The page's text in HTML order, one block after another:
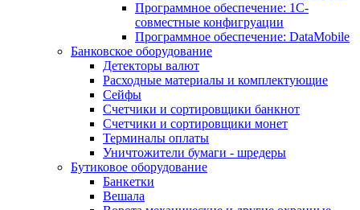
Программное обеспечение: 1С-
совместные конфигруации
Программное обеспечение: DataMobile
Банковское оборудование
Детекторы валют
Расходные материалы и комплектующие
Сейфы
Счетчики и сортировщики банкнот
Счетчики и сортировщики монет
Терминалы оплаты
Уничтожители бумаги - шредеры
Бутиковое оборудование
Банкетки
Вешала